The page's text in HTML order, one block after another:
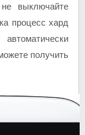
выключайте
процесс хард
получить